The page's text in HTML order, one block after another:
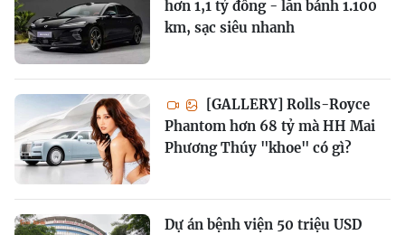
hơn 1,1 tỷ đồng - lăn bánh 1.100
km, sạc siêu nhanh
[GALLERY] Rolls-Royce
Phantom hơn 68 tỷ mà HH Mai
Phương Thúy "khoe" có gì?
Dự án bệnh viện 50 triệu USD